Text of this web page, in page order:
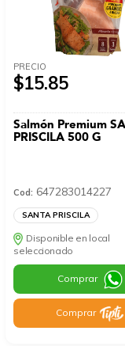
PRECIO
$15.85
Salmón Premium
PRISCILA 500 G
Cod: 647283014227
SANTA PRISCILA
Disponible en local
seleccionado
Comprar
Comprar